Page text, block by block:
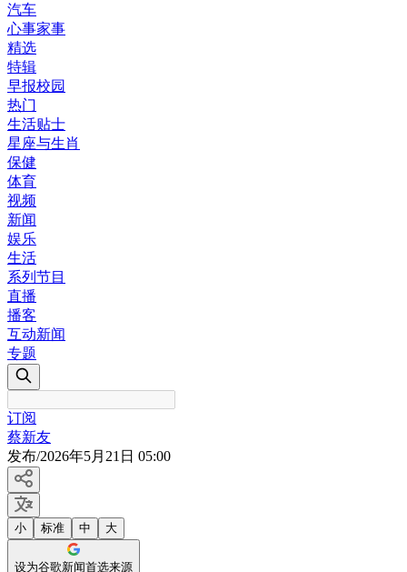
汽车
心事家事
精选
特辑
早报校园
热门
生活贴士
星座与生肖
保健
体育
视频
新闻
娱乐
生活
系列节目
直播
播客
互动新闻
专题
订阅
蔡新友
发布/2026年5月21日 05:00
小 标准 中 大
设为谷歌新闻首选来源